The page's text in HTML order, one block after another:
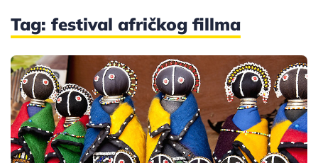
Tag: festival afričkog fillma